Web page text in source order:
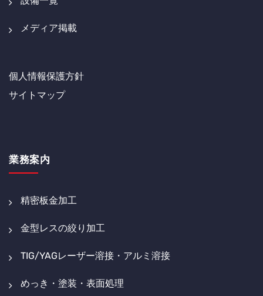
メディア掲載
個人情報保護方針
サイトマップ
業務案内
精密板金加工
金型レスの絞り加工
TIG/YAGレーザー溶接・アルミ溶接
めっき・塗装・表面処理